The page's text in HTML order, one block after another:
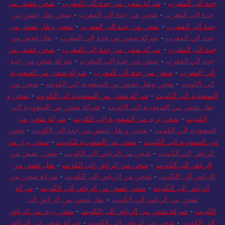
الى المغرب-شركة شحن من جدة الي المغرب-شحن عفش من
الى المغرب- شحن من جدة الى المغرب-شحن نقل عفش من
الى المغرب-شحن من جدة الى المغرب-شحن ونقل عفش من
الي المغرب-شركة شحن من جدة إلى المغرب-نقل عفش من
الى المغرب-شركة شحن من جدة إلى المغرب-شحن عفش من
الي المغرب-شحن من جدة الي المغرب-شركة شحن من جدة
المغرب-شحن من جدة الي المغرب-شركة شحن من السعودية
الكويت-شحن ونقل عفش من السعودية الي الكويت-شحن من
الى الكويت-شركة شحن من السعودية الي الكويت-شحن و
عفش من السعودية الي الكويت-شركة شحن من السعودية إلى
الكويت-شحن بري من السعودية إلى الكويت-شركة شحن من
الي الكويت-شحن و نقل عفش من جدة الى الكويت-شحن
السعودية الي الكويت-شحن من السعودية للكويت-شحن بري من
الي الكويت-شحن من الرياض الي الكويت-شحن عفش من
الى الكويت-شحن من الرياض الى الكويت-نقل عفش من
الى الكويت-شحن من الرياض الى الكويت-شركة شحن من
الرياض إلى الكويت-شحن عفش من الرياض الي الكويت-شركة
شحن من الرياض الي الكويت-نقل عفش من الرياض الى
-شركة شحن من الرياض الي الكويت-شحن بري من الرياض